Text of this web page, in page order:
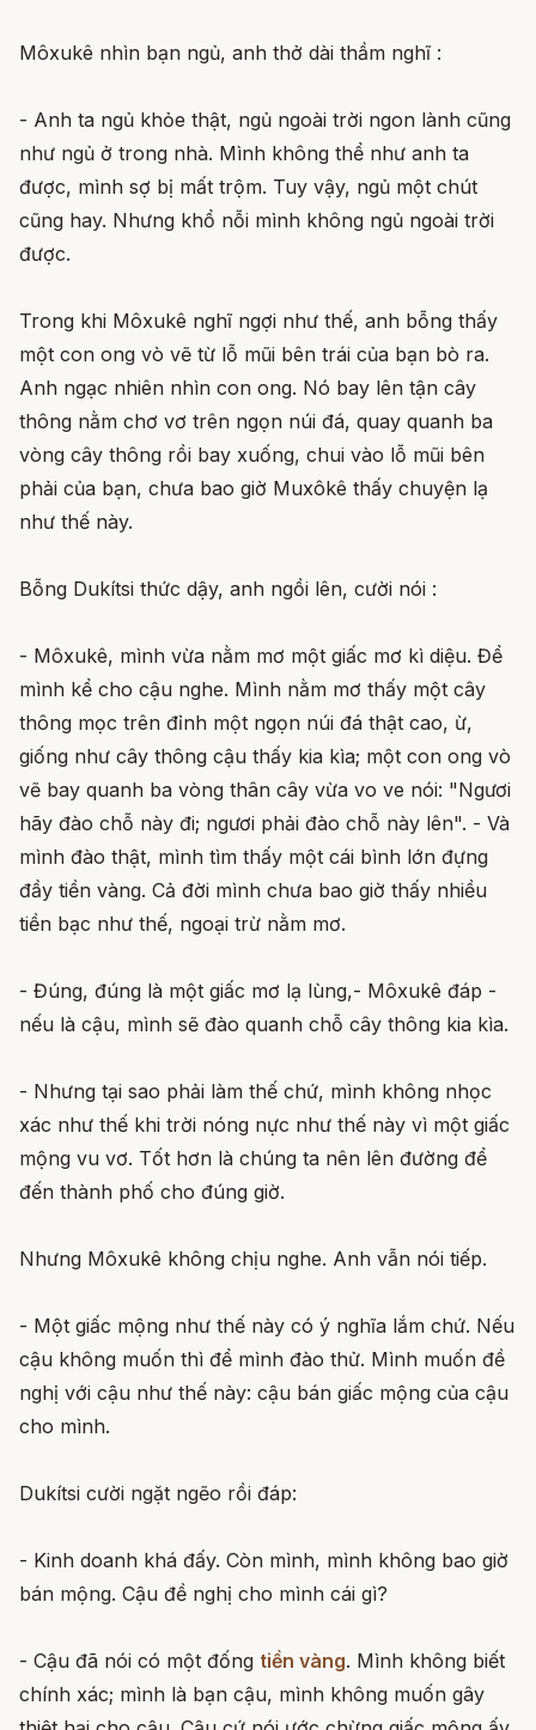
Môxukê nhìn bạn ngủ, anh thở dài thầm nghĩ :
- Anh ta ngủ khỏe thật, ngủ ngoài trời ngon lành cũng
như ngủ ở trong nhà. Mình không thể như anh ta
được, mình sợ bị mất trộm. Tuy vậy, ngủ một chút
cũng hay. Nhưng khổ nỗi mình không ngủ ngoài trời
được.
Trong khi Môxukê nghĩ ngợi như thế, anh bỗng thấy
một con ong vò vẽ từ lỗ mũi bên trái của bạn bò ra.
Anh ngạc nhiên nhìn con ong. Nó bay lên tận cây
thông nằm chơ vơ trên ngọn núi đá, quay quanh ba
vòng cây thông rồi bay xuống, chui vào lỗ mũi bên
phải của bạn, chưa bao giờ Muxôkê thấy chuyện lạ
như thế này.
Bỗng Dukítsi thức dậy, anh ngồi lên, cười nói :
- Môxukê, mình vừa nằm mơ một giấc mơ kì diệu. Để
mình kể cho cậu nghe. Mình nằm mơ thấy một cây
thông mọc trên đỉnh một ngọn núi đá thật cao, ừ,
giống như cây thông cậu thấy kia kìa; một con ong vò
vẽ bay quanh ba vòng thân cây vừa vo ve nói: "Ngươi
hãy đào chỗ này đi; ngươi phải đào chỗ này lên". - Và
mình đào thật, mình tìm thấy một cái bình lớn đựng
đầy tiền vàng. Cả đời mình chưa bao giờ thấy nhiều
tiền bạc như thế, ngoại trừ nằm mơ.
- Đúng, đúng là một giấc mơ lạ lùng,- Môxukê đáp -
nếu là cậu, mình sẽ đào quanh chỗ cây thông kia kìa.
- Nhưng tại sao phải làm thế chứ, mình không nhọc
xác như thế khi trời nóng nực như thế này vì một giấc
mộng vu vơ. Tốt hơn là chúng ta nên lên đường để
đến thành phố cho đúng giờ.
Nhưng Môxukê không chịu nghe. Anh vẫn nói tiếp.
- Một giấc mộng như thế này có ý nghĩa lắm chứ. Nếu
cậu không muốn thì để mình đào thử. Mình muốn đề
nghị với cậu như thế này: cậu bán giấc mộng của cậu
cho mình.
Dukítsi cười ngặt ngẽo rồi đáp:
- Kinh doanh khá đấy. Còn mình, mình không bao giờ
bán mộng. Cậu đề nghị cho mình cái gì?
- Cậu đã nói có một đống tiền vàng. Mình không biết
chính xác; mình là bạn cậu, mình không muốn gây